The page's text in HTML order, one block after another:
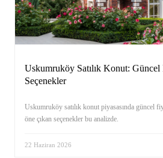
Uskumruköy Satılık Konut:
Seçenekler
Uskumruköy satılık konut piyasasında güncel
öne çıkan seçenekler bu analizde.
22 Haziran 2026